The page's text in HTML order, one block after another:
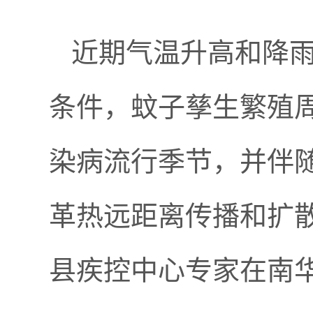
近期气温升高和降
条件，蚊子孳生繁殖
染病流行季节，并伴
革热远距离传播和扩
县疾控中心专家在南